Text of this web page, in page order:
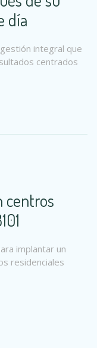
día
integral que
centrados
centros
implantar un
residenciales